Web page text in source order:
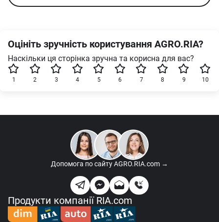
Оцініть зручність користування AGRO.RIA?
Наскільки ця сторінка зручна та корисна для вас?
10
9
8
7
6
5
4
3
2
1
Допомога по сайтуAGRO.RIA.com →
Продукти компанії RIA.com